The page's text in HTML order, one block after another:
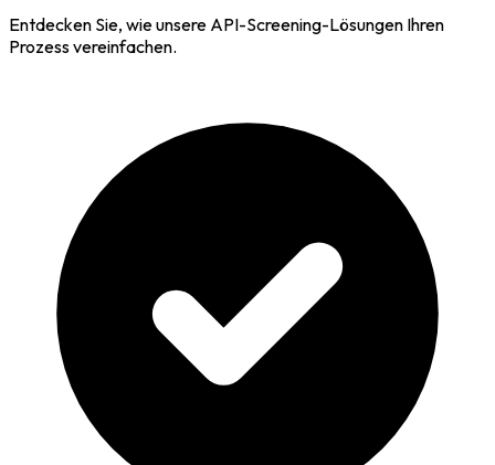
Entdecken Sie, wie unsere API-Screening-Lösungen Ihren
Prozess vereinfachen.